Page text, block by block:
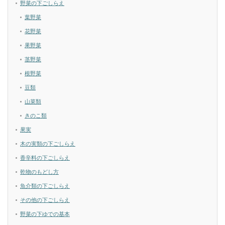
野菜の下ごしらえ
葉野菜
花野菜
果野菜
茎野菜
根野菜
豆類
山菜類
きのこ類
果実
木の実類の下ごしらえ
香辛料の下ごしらえ
乾物のもどし方
魚介類の下ごしらえ
その他の下ごしらえ
野菜の下ゆでの基本